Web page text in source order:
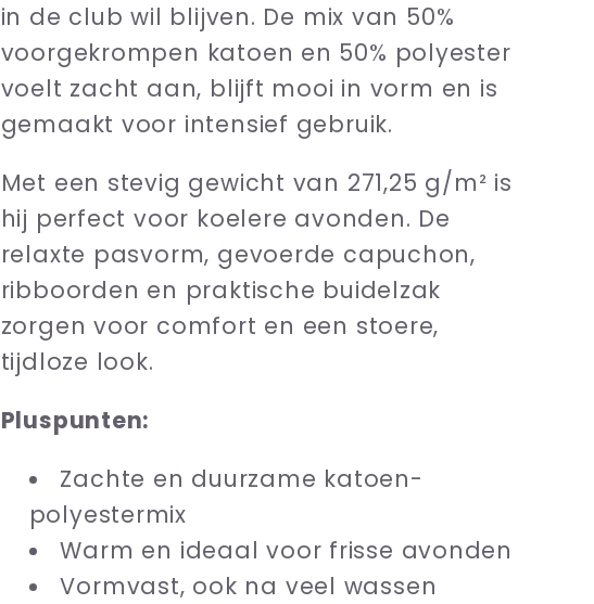
in de club wil blijven. De mix van 50%
voorgekrompen katoen en 50% polyester
voelt zacht aan, blijft mooi in vorm en is
gemaakt voor intensief gebruik.
Met een stevig gewicht van 271,25 g/m² is
hij perfect voor koelere avonden. De
relaxte pasvorm, gevoerde capuchon,
ribboorden en praktische buidelzak
zorgen voor comfort en een stoere,
tijdloze look.
Pluspunten:
Zachte en duurzame katoen-
polyestermix
Warm en ideaal voor frisse avonden
Vormvast, ook na veel wassen